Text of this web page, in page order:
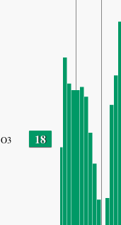
O3 18